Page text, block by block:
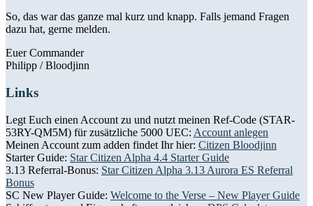
So, das war das ganze mal kurz und knapp. Falls jemand Fragen
dazu hat, gerne melden.
Euer Commander
Philipp / Bloodjinn
Links
Legt Euch einen Account zu und nutzt meinen Ref-Code (STAR-
53RY-QM5M) für zusätzliche 5000 UEC: Account anlegen
Meinen Account zum adden findet Ihr hier: Citizen Bloodjinn
Starter Guide: Star Citizen Alpha 4.4 Starter Guide
3.13 Referral-Bonus: Star Citizen Alpha 3.13 Aurora ES Referral
Bonus
SC New Player Guide: Welcome to the Verse – New Player Guide